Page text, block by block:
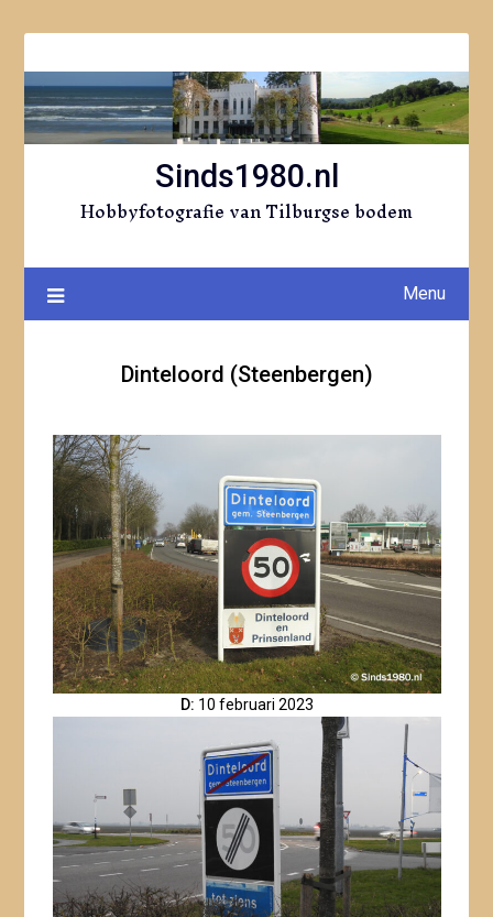
naar
inhoud
Sinds1980.nl
Hobbyfotografie van Tilburgse bodem
Menu
Dinteloord (Steenbergen)
D: 10 februari 2023